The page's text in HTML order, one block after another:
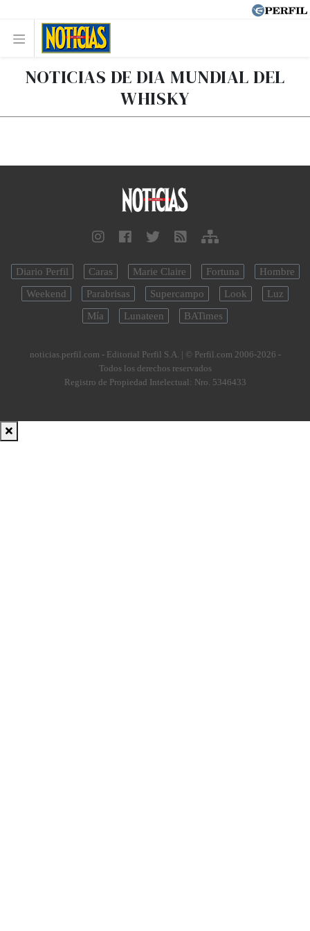
NOTICIAS DE DIA MUNDIAL DEL
WHISKY
Diario Perfil Caras Marie Claire Fortuna
Hombre
Weekend
Parabrisas Supercampo Look
Luz
Mía
Lunateen BATimes
noticias.perfil.com - Editorial Perfil S.A. | © Perfil.com 2006-2026 -
Todos los derechos reservados
Registro de Propiedad Intelectual: Nro. 5346433